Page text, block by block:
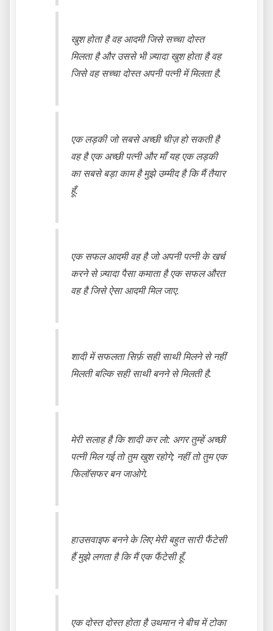
खुश होता है वह आदमी जिसे सच्चा दोस्त
मिलता है और उससे भी ज़्यादा खुश होता है वह
जिसे वह सच्चा दोस्त अपनी पत्नी में मिलता है.
एक लड़की जो सबसे अच्छी चीज़ हो सकती है
वह है एक अच्छी पत्नी और माँ यह एक लड़की
का सबसे बड़ा काम है मुझे उम्मीद है कि मैं तैयार
हूँ.
एक सफल आदमी वह है जो अपनी पत्नी के खर्च
करने से ज़्यादा पैसा कमाता है एक सफल औरत
वह है जिसे ऐसा आदमी मिल जाए.
शादी में सफलता सिर्फ़ सही साथी मिलने से नहीं
मिलती बल्कि सही साथी बनने से मिलती है.
मेरी सलाह है कि शादी कर लो: अगर तुम्हें अच्छी
पत्नी मिल गई तो तुम खुश रहोगे; नहीं तो तुम एक
फिलॉसफर बन जाओगे.
हाउसवाइफ बनने के लिए मेरी बहुत सारी फैंटेसी
हैं मुझे लगता है कि मैं एक फैंटेसी हूँ.
एक दोस्त दोस्त होता है उथमान ने बीच में टोका